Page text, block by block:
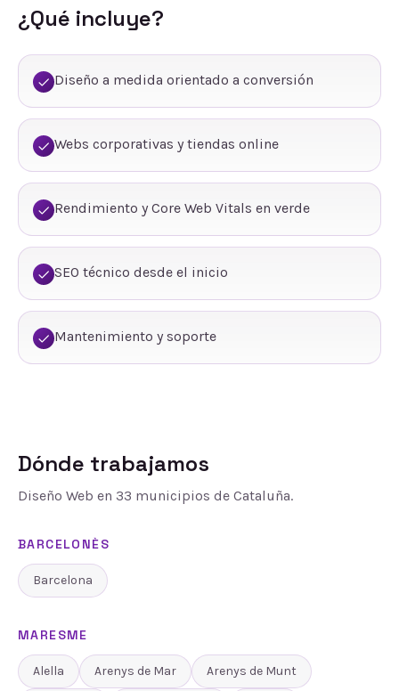
¿Qué incluye?
Diseño a medida orientado a conversión
Webs corporativas y tiendas online
Rendimiento y Core Web Vitals en verde
SEO técnico desde el inicio
Mantenimiento y soporte
Dónde trabajamos
Diseño Web en 33 municipios de Cataluña.
BARCELONÈS
Barcelona
MARESME
Alella Arenys de Mar Arenys de Munt